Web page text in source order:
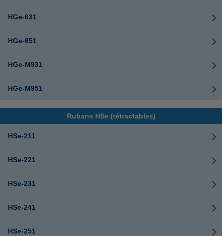
HGe-631
HGe-651
HGe-M931
HGe-M951
Rubans HSe (rétractables)
HSe-211
HSe-221
HSe-231
HSe-241
HSe-251